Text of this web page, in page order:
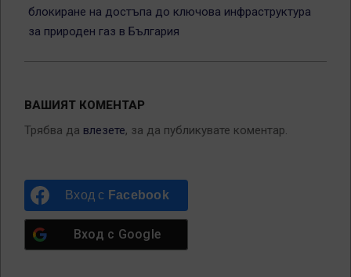
блокиране на достъпа до ключова инфраструктура
за природен газ в България
ВАШИЯТ КОМЕНТАР
Трябва да влезете, за да публикувате коментар.
Вход с Facebook
Вход с Google